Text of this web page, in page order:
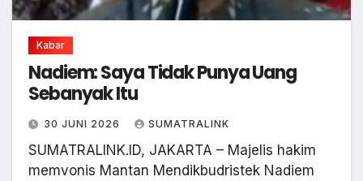
Kabar
Nadiem: Saya Tidak Punya Uang
Sebanyak Itu
30 JUNI 2026 SUMATRALINK
SUMATRALINK.ID, JAKARTA – Majelis hakim
memvonis Mantan Mendikbudristek Nadiem